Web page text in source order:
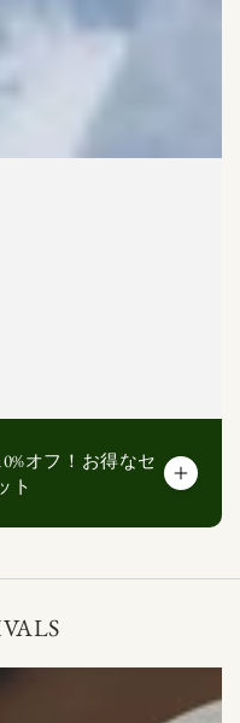
オフ！お得なセ
ト